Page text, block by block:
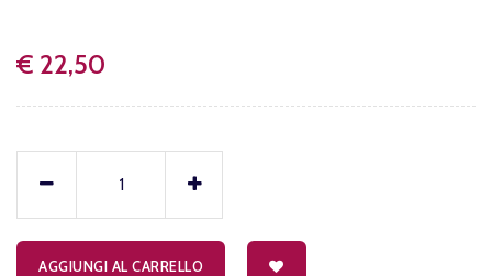
€ 22,50
AGGIUNGI AL CARRELLO